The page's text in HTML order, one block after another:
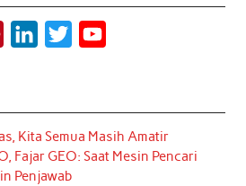
t
e
r
k
e
d
t
t
T
u
Kita Semua Masih Amatir
Fajar GEO: Saat Mesin Pencari
Penjawab